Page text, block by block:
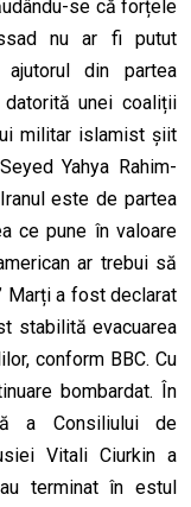
se că forțele
nu ar fi putut
din partea
unei coaliții
militar islamist șiit
Yahya Rahim-
este de partea
ce pune în valoare
ar trebui să
Marți a fost declarat
stabilită evacuarea
conform BBC. Cu
bombardat. În
a Consiliului de
Vitali Ciurkin a
terminat în estul